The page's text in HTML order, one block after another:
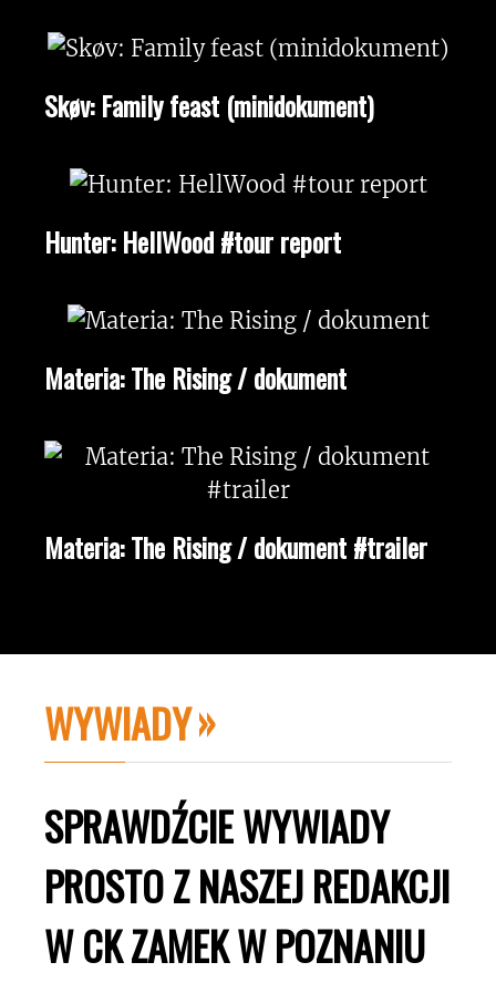
Skøv: Family feast (minidokument)
Hunter: HellWood #tour report
Materia: The Rising / dokument
Materia: The Rising / dokument #trailer
WYWIADY
SPRAWDŹCIE WYWIADY
PROSTO Z NASZEJ REDAKCJI
W CK ZAMEK W POZNANIU